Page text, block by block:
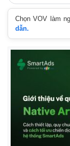
Chọn VOV làm
dẫn.